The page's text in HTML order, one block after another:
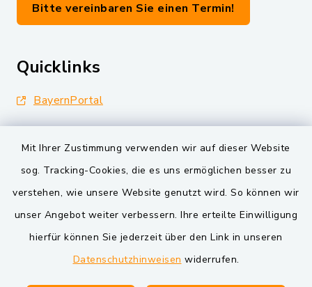
Mit Ihrer Zustimmung verwenden wir auf dieser Website
sog. Tracking-Cookies, die es uns ermöglichen besser zu
verstehen, wie unsere Website genutzt wird. So können wir
unser Angebot weiter verbessern. Ihre erteilte Einwilligung
hierfür können Sie jederzeit über den Link in unseren
Datenschutzhinweisen widerrufen.
Bitte vereinbaren Sie einen Termin!
Quicklinks
BayernPortal
Landkreis Schwandorf
VG und Gemeinden
Markt Schwarzenfeld
Gemeinde Schwarzach bei Nabburg